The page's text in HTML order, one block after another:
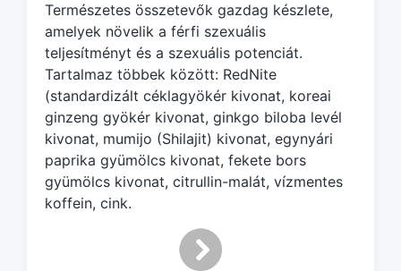
e
d
w
i
h
Természetes összetevők gazdag készlete,
amelyek növelik a férfi szexuális
teljesítményt és a szexuális potenciát.
Tartalmaz többek között: RedNite
(standardizált céklagyökér kivonat, koreai
ginzeng gyökér kivonat, ginkgo biloba levél
kivonat, mumijo (Shilajit) kivonat, egynyári
paprika gyümölcs kivonat, fekete bors
gyümölcs kivonat, citrullin-malát, vízmentes
koffein, cink.